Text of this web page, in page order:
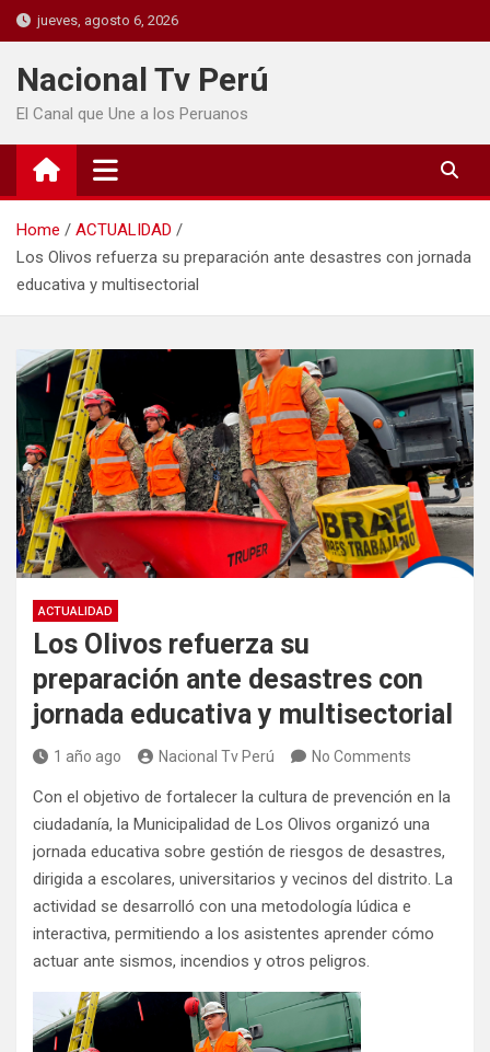
jueves, agosto 6, 2026
Nacional Tv Perú
El Canal que Une a los Peruanos
Home
ACTUALIDAD
Los Olivos refuerza su preparación ante desastres con jornada
educativa y multisectorial
ACTUALIDAD
Los Olivos refuerza su
preparación ante desastres con
jornada educativa y multisectorial
1 año ago Nacional Tv Perú No Comments
Con el objetivo de fortalecer la cultura de prevención en la
ciudadanía, la Municipalidad de Los Olivos organizó una
jornada educativa sobre gestión de riesgos de desastres,
dirigida a escolares, universitarios y vecinos del distrito. La
actividad se desarrolló con una metodología lúdica e
interactiva, permitiendo a los asistentes aprender cómo
actuar ante sismos, incendios y otros peligros.